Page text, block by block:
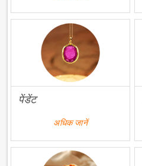
पेंडेंट
अधिक जानें